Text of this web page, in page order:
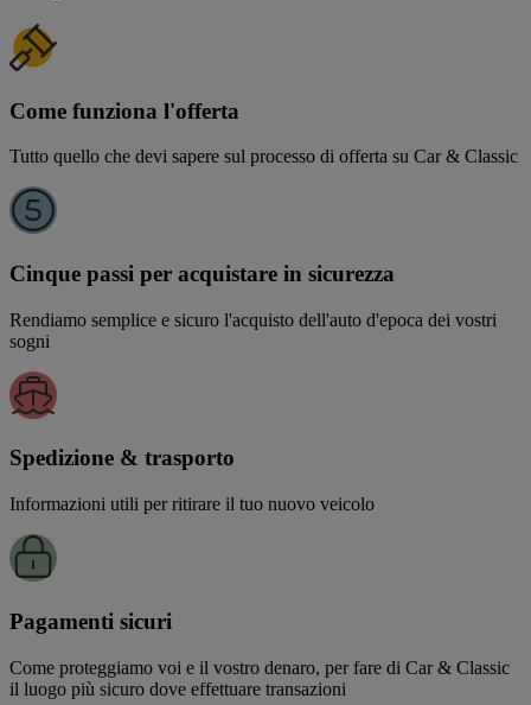
Come funziona l'offerta
Tutto quello che devi sapere sul processo di offerta su Car & Classic
Cinque passi per acquistare in sicurezza
Rendiamo semplice e sicuro l'acquisto dell'auto d'epoca dei vostri
sogni
Spedizione & trasporto
Informazioni utili per ritirare il tuo nuovo veicolo
Pagamenti sicuri
Come proteggiamo voi e il vostro denaro, per fare di Car & Classic
il luogo più sicuro dove effettuare transazioni